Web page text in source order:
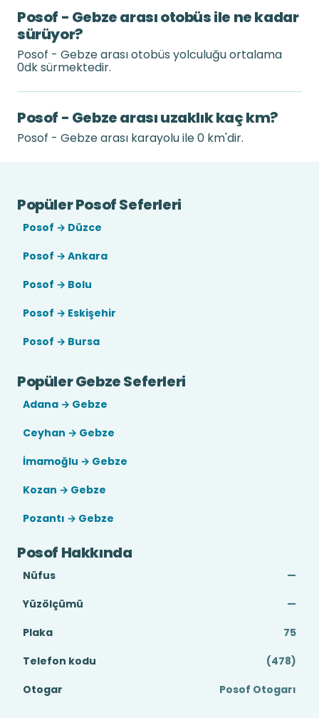
Posof - Gebze arası otobüs ile ne kadar
sürüyor?
Posof - Gebze arası otobüs yolculuğu ortalama
0dk sürmektedir.
Posof - Gebze arası uzaklık kaç km?
Posof - Gebze arası karayolu ile 0 km'dir.
Popüler Posof Seferleri
Posof → Düzce
Posof → Ankara
Posof → Bolu
Posof → Eskişehir
Posof → Bursa
Popüler Gebze Seferleri
Adana → Gebze
Ceyhan → Gebze
İmamoğlu → Gebze
Kozan → Gebze
Pozantı → Gebze
Posof Hakkında
Nüfus
—
Yüzölçümü
—
Plaka
75
Telefon kodu
(478)
Otogar
Posof Otogarı